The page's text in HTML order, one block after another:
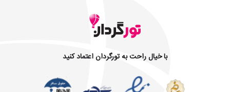
با خیال راحت به تورگردان اعتماد کنید